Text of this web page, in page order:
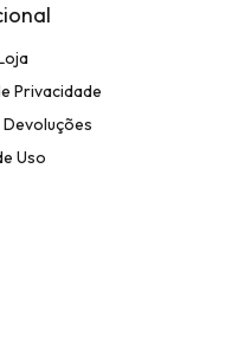
Privacidade
Uso